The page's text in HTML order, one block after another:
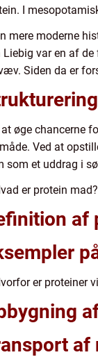
I
mere moderne
Liebig var en af
Siden da er
at øge chancerne
Ved at
som et uddrag i
er protein mad?
af
er proteiner